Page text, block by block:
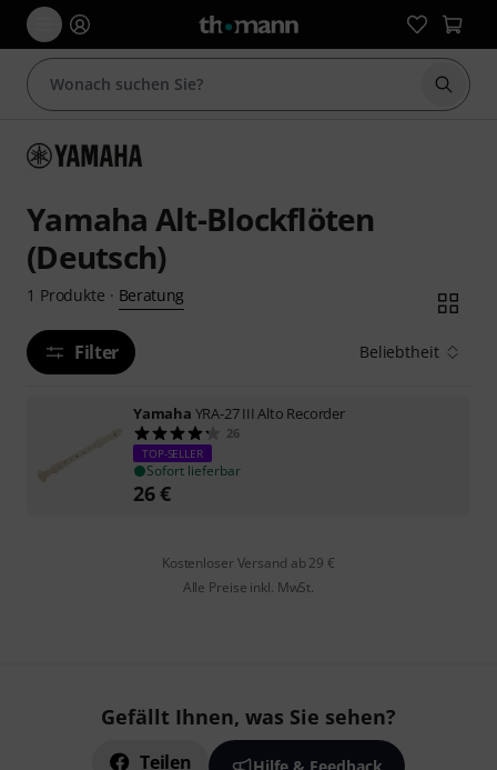
Suche
Yamaha Alt-Blockflöten
(Deutsch)
1 Produkte · Beratung
Filter Beliebtheit
Yamaha YRA-27 III Alto Recorder
26
TOP-SELLER
Sofort lieferbar
26€
Kostenloser Versand ab 29 €
Alle Preise inkl. MwSt.
Gefällt Ihnen, was Sie sehen?
Teilen